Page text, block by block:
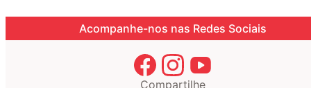
Acompanhe-nos nas Redes Sociais
Compartilhe